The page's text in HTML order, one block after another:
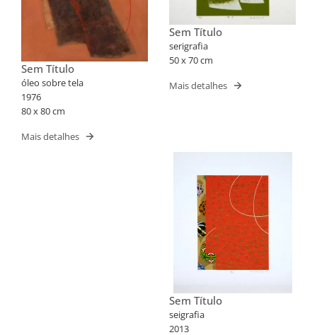
Sem Título
óleo sobre tela
1976
80 x 80 cm
Mais detalhes
Sem Título
serigrafia
50 x 70 cm
Mais detalhes
Sem Título
seigrafia
2013